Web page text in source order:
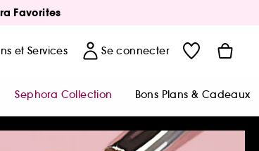
Favorites
et Services Se connecter
Sephora Collection Bons Plans & Cadeaux